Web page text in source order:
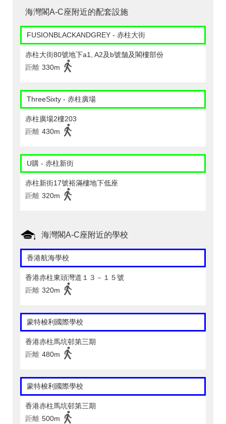
海灣閣A-C座附近的配套設施
FUSIONBLACKANDGREY - 赤柱大街
赤柱大街80號地下a1, A2及b號舗及閣樓部份
距離 330m
ThreeSixty - 赤柱廣場
赤柱廣場2樓203
距離 430m
U購 - 赤柱新街
赤柱新街17號裕滿樓地下低座
距離 320m
海灣閣A-C座附近的學校
香港航海學校
香港赤柱東頭灣道１３－１５號
距離 320m
蒙特梭利國際學校
香港赤柱馬坑邨第三期
距離 480m
蒙特梭利國際學校
香港赤柱馬坑邨第三期
距離 500m